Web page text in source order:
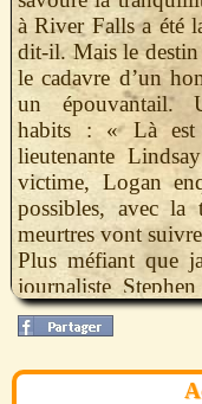
à River Falls a été
dit-il. Mais le destin
le cadavre d’un
un épouvantail.
habits : « Là
lieutenante
victime, Logan
possibles, avec la
meurtres vont
Plus méfiant que
journaliste
Callwin, une
en parallèle. Ils
l’horreur peut